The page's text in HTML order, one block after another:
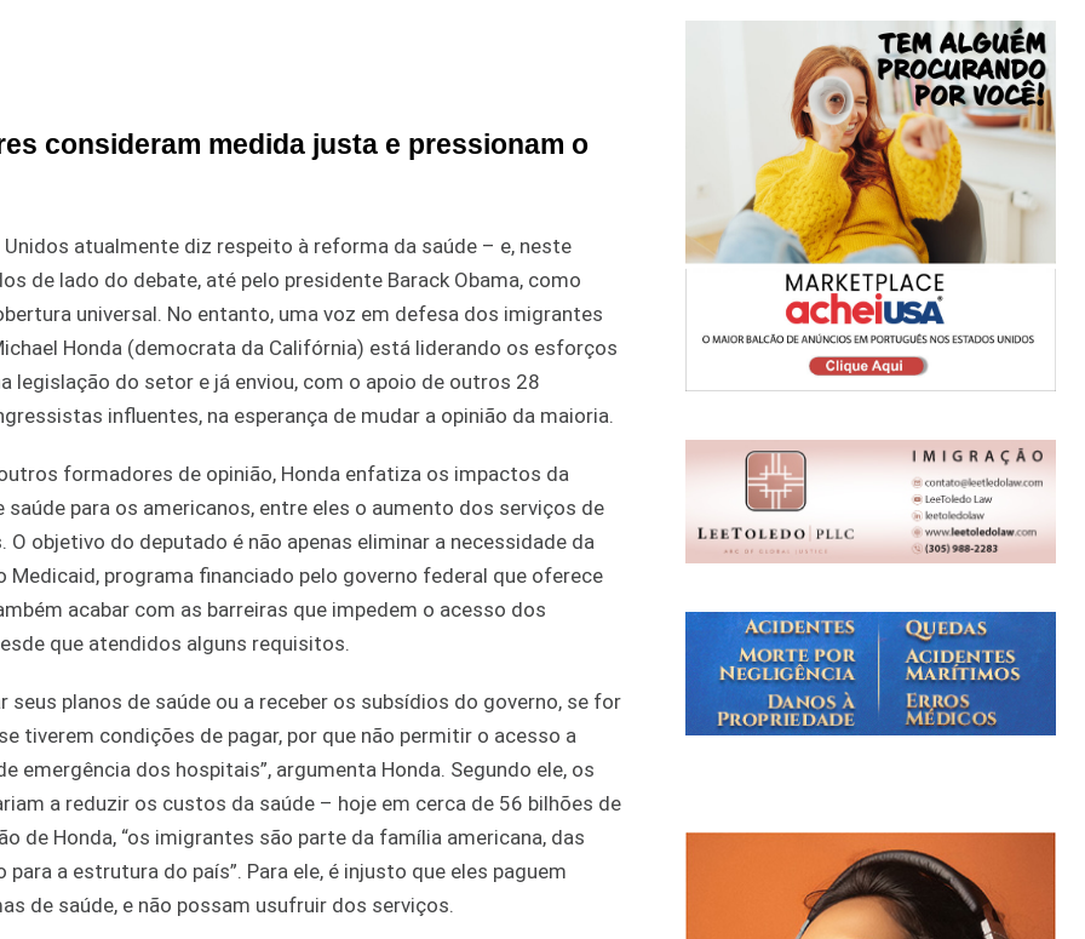
consideram medida justa e pressionam o
atualmente diz respeito à reforma da saúde – e, neste
de lado do debate, até pelo presidente Barack Obama, como
universal. No entanto, uma voz em defesa dos imigrantes
Honda (democrata da Califórnia) está liderando os esforços
legislação do setor e já enviou, com o apoio de outros 28
influentes, na esperança de mudar a opinião da maioria.
formadores de opinião, Honda enfatiza os impactos da
para os americanos, entre eles o aumento dos serviços de
objetivo do deputado é não apenas eliminar a necessidade da
programa financiado pelo governo federal que oferece
acabar com as barreiras que impedem o acesso dos
que atendidos alguns requisitos.
planos de saúde ou a receber os subsídios do governo, se for
tiverem condições de pagar, por que não permitir o acesso a
emergência dos hospitais”, argumenta Honda. Segundo ele, os
a reduzir os custos da saúde – hoje em cerca de 56 bilhões de
de Honda, “os imigrantes são parte da família americana, das
a estrutura do país”. Para ele, é injusto que eles paguem
de saúde, e não possam usufruir dos serviços.